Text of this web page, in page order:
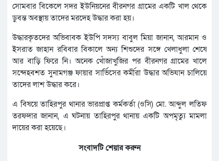
সোমবার বিকেলে সদর ইউনিয়নের বীরনগর গ্রামের একটি খাল থেকে
ডুবন্ত অবস্থায় তাদের মরদেহ উদ্ধার করা হয়।
উদ্ধারকৃতদের অভিবাবক ইউপি সদস্য বাবুল মিয়া জানান, আরমান ও
ইসরাত জাহান রবিবার বিকালে অন্য শিশুদের সঙ্গে খেলাধুলা শেষে
আর বাড়ি ফিরে নি। অনেক খোঁজাখুজির পর বীরনগর গ্রামের খালে
সন্দেহবশত সুনামগঞ্জ ফায়ার সার্ভিসের কর্মীরা উদ্ধার অভিযান চালিয়ে
তাদের লাশ উদ্ধার করে।
এ বিষয়ে তাহিরপুর থানার ভারপ্রাপ্ত কর্মকর্তা (ওসি) মো. আব্দুল লতিফ
তরফদার জানান, এ ঘটনায় তাহিরপুর থানায় একটি অপমৃত্যু মামলা
দায়ের করা হয়েছে।
সংবাদটি শেয়ার করুন